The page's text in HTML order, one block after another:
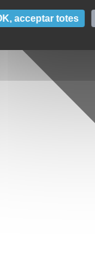
acceptar totes